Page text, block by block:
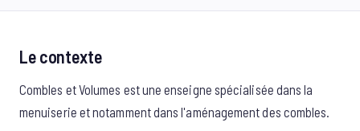
Le contexte
Combles et Volumes est une enseigne spécialisée dans la
menuiserie et notamment dans l'aménagement des combles.